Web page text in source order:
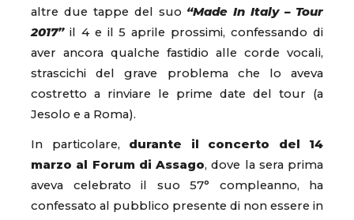
altre due tappe del suo “Made In Italy – Tour
2017”il 4 e il 5 aprile prossimi, confessando di
aver ancora qualche fastidio alle corde vocali,
strascichi del grave problema che lo aveva
costretto a rinviare le prime date del tour (a
Jesolo e a Roma).
In particolare, durante il concerto del 14
marzo al Forum di Assago, dove la sera prima
aveva celebrato il suo 57° compleanno, ha
confessato al pubblico presente di non essere in